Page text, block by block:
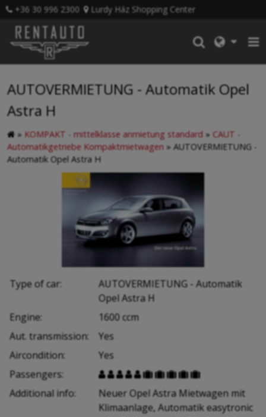
+36 30 996 2300 Lurdy Ház Shopping Center
AUTOVERMIETUNG - Automatik Opel
Astra H
» KOMPAKT - mittelklasse anmietung standard » CAUT -
Automatikgetriebe Kompaktmietwagen » AUTOVERMIETUNG -
Automatik Opel Astra H
Type of car:
AUTOVERMIETUNG - Automatik
Opel Astra H
Engine:
1600 ccm
Aut. transmission:
Yes
Aircondition:
Yes
Passengers:
         
Additional info:
Neuer Opel Astra Mietwagen mit
Klimaanlage, Automatik easytronic